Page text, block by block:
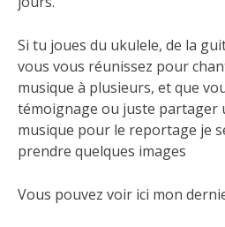
Si tu joues du ukulele, de la
vous vous réunissez pour
musique à plusieurs, et que
témoignage ou juste partager
musique pour le reportage je
prendre quelques images
Vous pouvez voir ici mon